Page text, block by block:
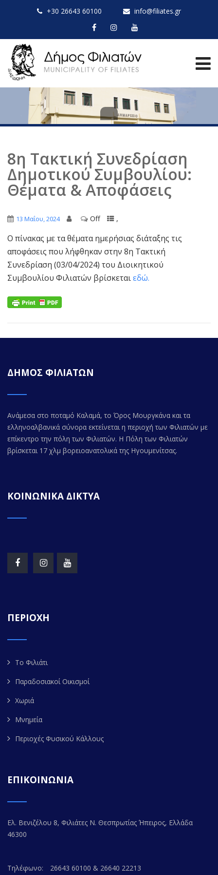
+30 26643 60100 info@filiates.gr
8η Τακτική Συνεδρίαση
Δημοτικού Συμβουλίου:
Θέματα & Αποφάσεις
13 Μαΐου, 2024 Off ,
Ο πίνακας με τα θέματα ημερήσιας διάταξης τις
αποφάσεις που λήφθηκαν στην 8η Τακτική
Συνεδρίαση (03/04/2024) του Διοικητικού
Συμβουλίου Φιλιατών βρίσκεταιεδώ.
ΔΗΜΟΣ ΦΙΛΙΑΤΩΝ
Ανάμεσα στο ποταμό Καλαμά, το Όρος Μουργκάνα και τα
ελληνοαλβανικά σύνορα εκτείνεται η περιοχή των Φιλιατών με
επίκεντρο την πόλη των Φιλιατών. Η Πόλη των Φιλιατών
βρίσκεται 17 χλμ βορειοανατολικά της Ηγουμενίτσας.
ΚΟΙΝΩΝΙΚΑ ΔΙΚΤΥΑ
ΠΕΡΙΟΧΗ
Το Φιλιάτι
Παραδοσιακοί Οικισμοί
Χωριά
Μνημεία
Περιοχές Φυσικού Κάλλους
ΕΠΙΚΟΙΝΩΝΙΑ
Ελ. Βενιζέλου 8, Φιλιάτες Ν. Θεσπρωτίας Ήπειρος, Ελλάδα
46300
Τηλέφωνο: 26643 60100 & 26640 22213